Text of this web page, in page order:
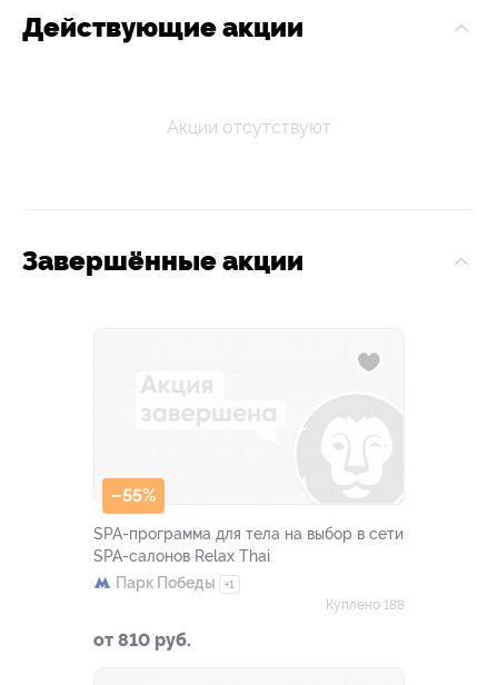
Действующие акции
Акции отсутствуют
Завершённые акции
–55%
SPA-программа для тела на выбор в сети
SPA-салонов Relax Thai
Парк Победы
+1
от 810 руб.
Куплено 188